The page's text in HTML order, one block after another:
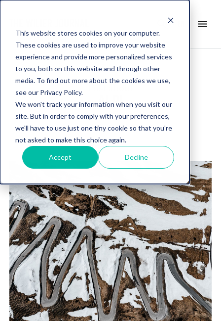
This website stores cookies on your computer.
These cookies are used to improve your website
experience and provide more personalized services
to you, both on this website and through other
media. To find out more about the cookies we use,
see our Privacy Policy.
We won't track your information when you visit our
site. But in order to comply with your preferences,
we'll have to use just one tiny cookie so that you're
not asked to make this choice again.
Accept Decline
menu
search
ALPI